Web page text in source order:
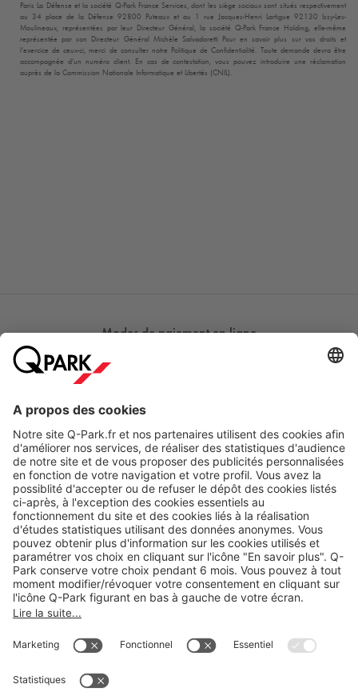
Paris La Défense et la société Q-ParkFrance Services, dont les siège sociaux sont situés respectivement
au 34 place de la Défense 92800 Puteaux et au 1 rue Jacques-Henri Lartigue 92130 Issy-Les-
Moulineaux, représentées par leur Directeur Général, la société Q-ParkFrance Holding, elle-même
représentée par son Directeur Général Michèle Salvadoretti Pour en savoir plus sur vos droits et
l’exercice de ceux-ci, merci de consulter notre Politique de Confidentialité. Toute demande devra être
accompagnée d’un numéro client. En cas de contestation, vous pouvez introduire une réclamation
auprès de la Commission Nationale Informatique et Libertés (CNIL).
Modes de paiement en ligne
A propos
Nos produits
Nos services